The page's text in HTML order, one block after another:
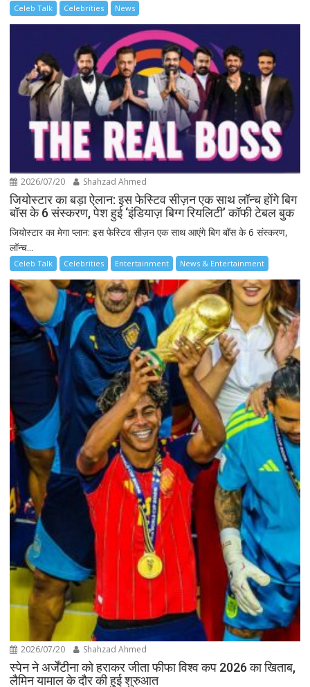
Celeb Talk Celebrities News
2026/07/20 Shahzad Ahmed
जियोस्टार का बड़ा ऐलान: इस फेस्टिव सीज़न एक साथ लॉन्च होंगे बिग
बॉस के 6 संस्करण, पेश हुई ‘इंडियाज़ बिग्ग रियलिटी’ कॉफी टेबल बुक
जियोस्टार का मेगा प्लान: इस फेस्टिव सीज़न एक साथ आएंगे बिग बॉस के 6 संस्करण,
लॉन्च...
Celeb Talk Celebrities Entertainment News & Entertainment
2026/07/20 Shahzad Ahmed
स्पेन ने अर्जेंटीना को हराकर जीता फीफा विश्व कप 2026 का खिताब,
लैमिन यामाल के दौर की हुई शुरुआत